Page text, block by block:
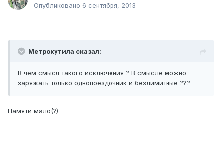
Опубликовано 6 сентября, 2013
Метрокутила сказал:
В чем смысл такого исключения ? В смысле можно
заряжать только однопоездочник и безлимитные ???
Памяти мало(?)